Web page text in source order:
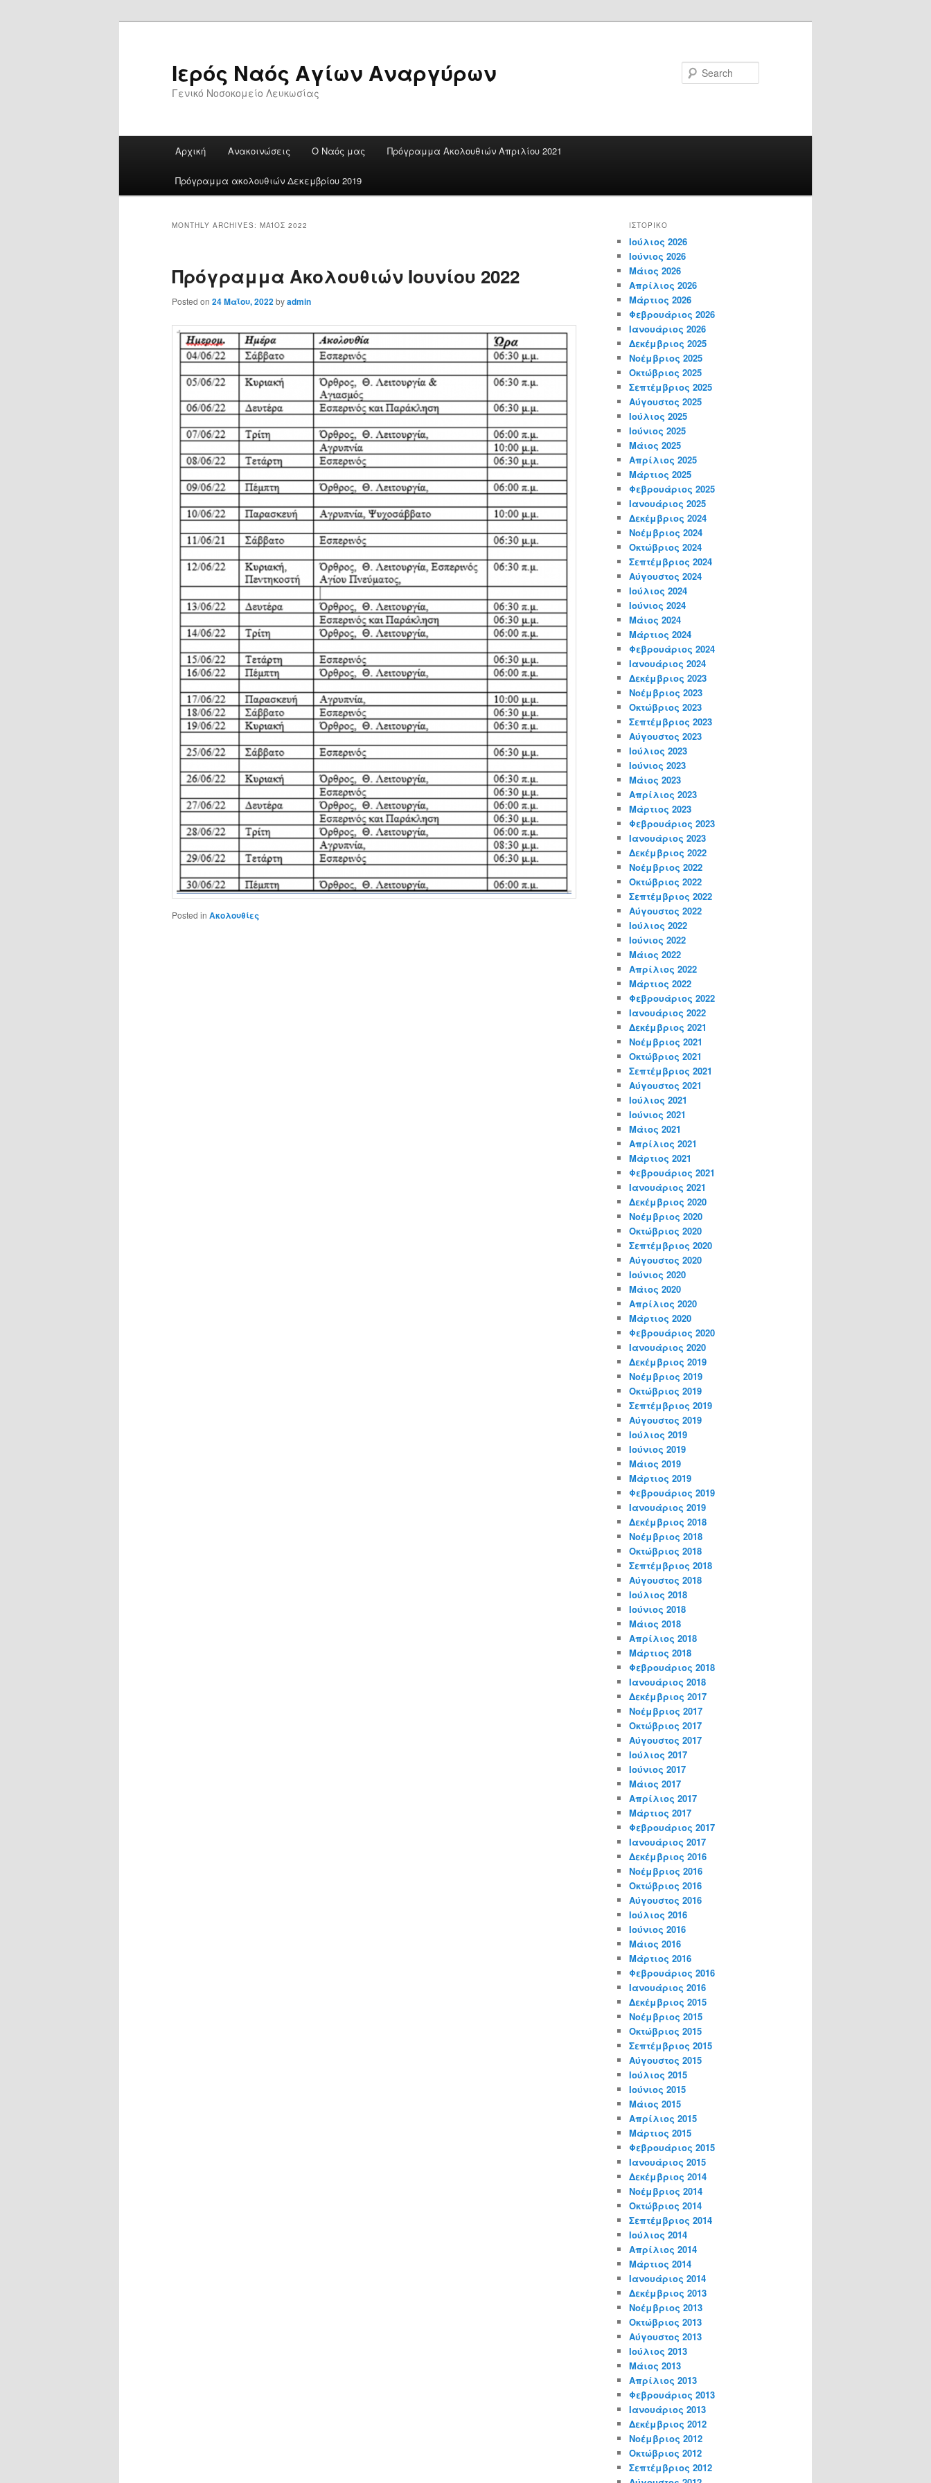
Ιερός Ναός Αγίων Αναργύρων
Γενικό Νοσοκομείο Λευκωσίας
Αρχική Ανακοινώσεις Ο Ναός μας Πρόγραμμα Ακολουθιών Απριλίου 2021
Πρόγραμμα ακολουθιών Δεκεμβρίου 2019
MONTHLY ARCHIVES: ΜΆΙΟΣ 2022
Πρόγραμμα Ακολουθιών Ιουνίου 2022
Posted on 24 Μαΐου, 2022byadmin
Posted in Ακολουθίες
ΙΣΤΟΡΙΚΌ
Ιούλιος 2026
Ιούνιος 2026
Μάιος 2026
Απρίλιος 2026
Μάρτιος 2026
Φεβρουάριος 2026
Ιανουάριος 2026
Δεκέμβριος 2025
Νοέμβριος 2025
Οκτώβριος 2025
Σεπτέμβριος 2025
Αύγουστος 2025
Ιούλιος 2025
Ιούνιος 2025
Μάιος 2025
Απρίλιος 2025
Μάρτιος 2025
Φεβρουάριος 2025
Ιανουάριος 2025
Δεκέμβριος 2024
Νοέμβριος 2024
Οκτώβριος 2024
Σεπτέμβριος 2024
Αύγουστος 2024
Ιούλιος 2024
Ιούνιος 2024
Μάιος 2024
Μάρτιος 2024
Φεβρουάριος 2024
Ιανουάριος 2024
Δεκέμβριος 2023
Νοέμβριος 2023
Οκτώβριος 2023
Σεπτέμβριος 2023
Αύγουστος 2023
Ιούλιος 2023
Ιούνιος 2023
Μάιος 2023
Απρίλιος 2023
Μάρτιος 2023
Φεβρουάριος 2023
Ιανουάριος 2023
Δεκέμβριος 2022
Νοέμβριος 2022
Οκτώβριος 2022
Σεπτέμβριος 2022
Αύγουστος 2022
Ιούλιος 2022
Ιούνιος 2022
Μάιος 2022
Απρίλιος 2022
Μάρτιος 2022
Φεβρουάριος 2022
Ιανουάριος 2022
Δεκέμβριος 2021
Νοέμβριος 2021
Οκτώβριος 2021
Σεπτέμβριος 2021
Αύγουστος 2021
Ιούλιος 2021
Ιούνιος 2021
Μάιος 2021
Απρίλιος 2021
Μάρτιος 2021
Φεβρουάριος 2021
Ιανουάριος 2021
Δεκέμβριος 2020
Νοέμβριος 2020
Οκτώβριος 2020
Σεπτέμβριος 2020
Αύγουστος 2020
Ιούνιος 2020
Μάιος 2020
Απρίλιος 2020
Μάρτιος 2020
Φεβρουάριος 2020
Ιανουάριος 2020
Δεκέμβριος 2019
Νοέμβριος 2019
Οκτώβριος 2019
Σεπτέμβριος 2019
Αύγουστος 2019
Ιούλιος 2019
Ιούνιος 2019
Μάιος 2019
Μάρτιος 2019
Φεβρουάριος 2019
Ιανουάριος 2019
Δεκέμβριος 2018
Νοέμβριος 2018
Οκτώβριος 2018
Σεπτέμβριος 2018
Αύγουστος 2018
Ιούλιος 2018
Ιούνιος 2018
Μάιος 2018
Απρίλιος 2018
Μάρτιος 2018
Φεβρουάριος 2018
Ιανουάριος 2018
Δεκέμβριος 2017
Νοέμβριος 2017
Οκτώβριος 2017
Αύγουστος 2017
Ιούλιος 2017
Ιούνιος 2017
Μάιος 2017
Απρίλιος 2017
Μάρτιος 2017
Φεβρουάριος 2017
Ιανουάριος 2017
Δεκέμβριος 2016
Νοέμβριος 2016
Οκτώβριος 2016
Αύγουστος 2016
Ιούλιος 2016
Ιούνιος 2016
Μάιος 2016
Μάρτιος 2016
Φεβρουάριος 2016
Ιανουάριος 2016
Δεκέμβριος 2015
Νοέμβριος 2015
Οκτώβριος 2015
Σεπτέμβριος 2015
Αύγουστος 2015
Ιούλιος 2015
Ιούνιος 2015
Μάιος 2015
Απρίλιος 2015
Μάρτιος 2015
Φεβρουάριος 2015
Ιανουάριος 2015
Δεκέμβριος 2014
Νοέμβριος 2014
Οκτώβριος 2014
Σεπτέμβριος 2014
Ιούλιος 2014
Απρίλιος 2014
Μάρτιος 2014
Ιανουάριος 2014
Δεκέμβριος 2013
Νοέμβριος 2013
Οκτώβριος 2013
Αύγουστος 2013
Ιούλιος 2013
Μάιος 2013
Απρίλιος 2013
Φεβρουάριος 2013
Ιανουάριος 2013
Δεκέμβριος 2012
Νοέμβριος 2012
Οκτώβριος 2012
Σεπτέμβριος 2012